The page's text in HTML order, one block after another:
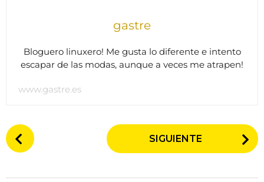
gastre
Bloguero linuxero! Me gusta lo diferente e intento
escapar de las modas, aunque a veces me atrapen!
www.gastre.es
P
o
SIGUIENTE